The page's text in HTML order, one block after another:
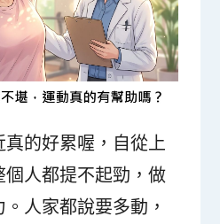
真的好累喔，自從上
人都提不起勁，做
人家都說要多動，